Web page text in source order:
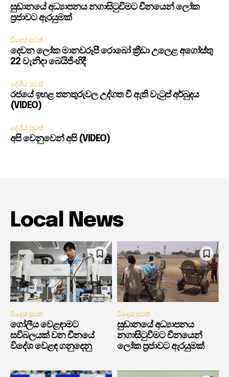
සුඩානයේ අධ්‍යාපනය නගාසිටුවීමට චීනයෙන් ලෝක
ප්‍රජාවට ඇරයුමක්
විදෙස් පුවත්
දෙවන ලෝක මානවරූපී රොබෝ ක්‍රීඩා උලෙළ අගෝස්තු
22 වැනිදා බෙයිජිංහිදී
දේශීය පුවත්
රජයේ ඉහළ තනතුරුවල උද්ගත වී ඇති වැටුප් අර්බුදය
(VIDEO)
දේශීය පුවත්
අපි වෙනුවෙන් අපි (VIDEO)
Local News
විදෙස් පුවත්
ගෝලීය වෙළඳාමට
සවිබලයක් වන චීනයේ
විදේශ වෙළඳ ගනුදෙනු
විදෙස් පුවත්
සුඩානයේ අධ්‍යාපනය
නගාසිටුවීමට චීනයෙන්
ලෝක ප්‍රජාවට ඇරයුමක්